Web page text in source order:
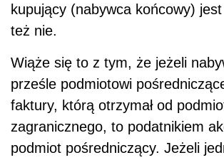
kupujący (nabywca końcowy)
też nie.
Wiąże się to z tym, że jeżeli
prześle podmiotowi
faktury, którą otrzymał od
zagranicznego, to podatnikiem
podmiot pośredniczący. Jeżeli